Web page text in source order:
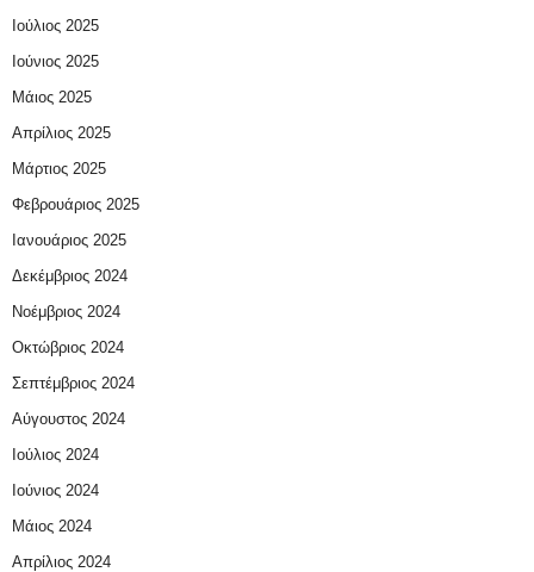
Ιούλιος 2025
Ιούνιος 2025
Μάιος 2025
Απρίλιος 2025
Μάρτιος 2025
Φεβρουάριος 2025
Ιανουάριος 2025
Δεκέμβριος 2024
Νοέμβριος 2024
Οκτώβριος 2024
Σεπτέμβριος 2024
Αύγουστος 2024
Ιούλιος 2024
Ιούνιος 2024
Μάιος 2024
Απρίλιος 2024